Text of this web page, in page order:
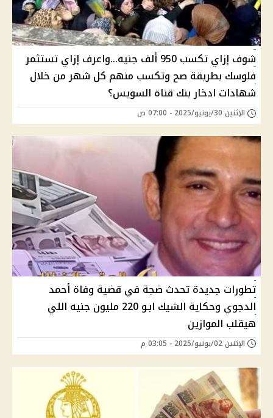
شوف إزاي تكسب 950 ألف جنيه...واعرف إزاي تستثمر
فلوسك بطريقة صح وتكسب منهم كل شهر من خلال
شهادات ادخار بنك قناة السويس؟
الإثنين 30/يونيو/2025 - 07:00 ص
تطورات جديدة تحدث ضجة في قضية وفاة أحمد
الدجوي وحكاية الشيك ابـو 220 مليون جنيه اللي
هيقلب الموازين
الإثنين 02/يونيو/2025 - 03:05 م